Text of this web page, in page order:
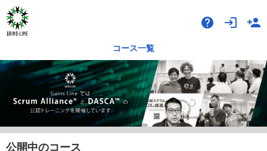
help login person_add
コース一覧
公開中のコース